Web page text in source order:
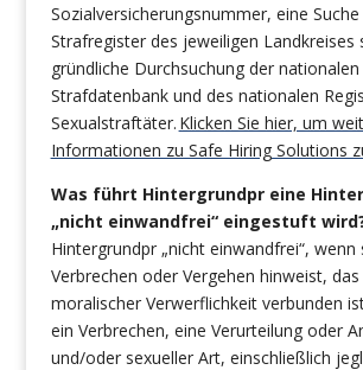
Sozialversicherungsnummer, eine
Strafregister des jeweiligen Landkreises
gründliche Durchsuchung der nationalen
Strafdatenbank und des nationalen
Sexualstraftäter. Klicken Sie hier, um
Informationen zu Safe Hiring Solutions
Was führt Hintergrundpr eine
„nicht einwandfrei“ eingestuft
Hintergrundpr „nicht einwandfrei“, wenn
Verbrechen oder Vergehen hinweist,
moralischer Verwerflichkeit verbunden
ein Verbrechen, eine Verurteilung oder
und/oder sexueller Art, einschließlich